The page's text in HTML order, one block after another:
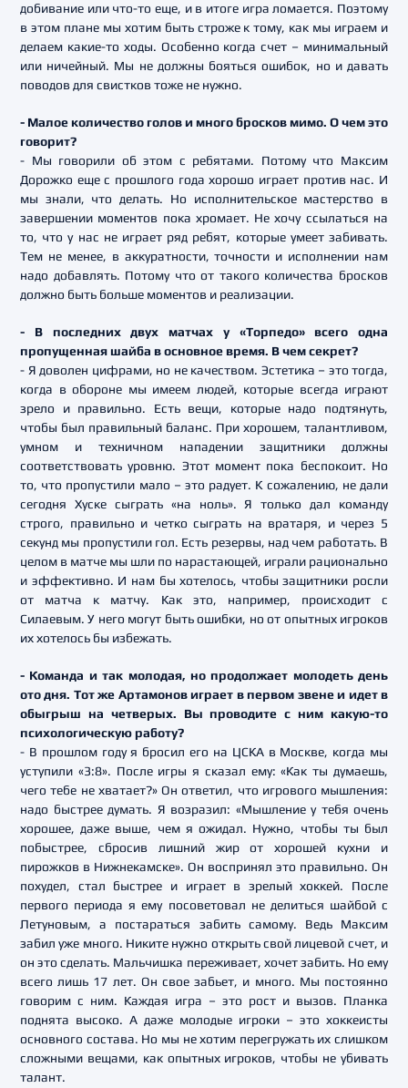
добивание или что-то еще, и в итоге игра ломается. Поэтому
в этом плане мы хотим быть строже к тому, как мы играем и
делаем какие-то ходы. Особенно когда счет – минимальный
или ничейный. Мы не должны бояться ошибок, но и давать
поводов для свистков тоже не нужно.
- Малое количество голов и много бросков мимо. О чем это
говорит?
- Мы говорили об этом с ребятами. Потому что Максим
Дорожко еще с прошлого года хорошо играет против нас. И
мы знали, что делать. Но исполнительское мастерство в
завершении моментов пока хромает. Не хочу ссылаться на
то, что у нас не играет ряд ребят, которые умеет забивать.
Тем не менее, в аккуратности, точности и исполнении нам
надо добавлять. Потому что от такого количества бросков
должно быть больше моментов и реализации.
- В последних двух матчах у «Торпедо» всего одна
пропущенная шайба в основное время. В чем секрет?
- Я доволен цифрами, но не качеством. Эстетика – это тогда,
когда в обороне мы имеем людей, которые всегда играют
зрело и правильно. Есть вещи, которые надо подтянуть,
чтобы был правильный баланс. При хорошем, талантливом,
умном и техничном нападении защитники должны
соответствовать уровню. Этот момент пока беспокоит. Но
то, что пропустили мало – это радует. К сожалению, не дали
сегодня Хуске сыграть «на ноль». Я только дал команду
строго, правильно и четко сыграть на вратаря, и через 5
секунд мы пропустили гол. Есть резервы, над чем работать. В
целом в матче мы шли по нарастающей, играли рационально
и эффективно. И нам бы хотелось, чтобы защитники росли
от матча к матчу. Как это, например, происходит с
Силаевым. У него могут быть ошибки, но от опытных игроков
их хотелось бы избежать.
- Команда и так молодая, но продолжает молодеть день
ото дня. Тот же Артамонов играет в первом звене и идет в
обыгрыш на четверых. Вы проводите с ним какую-то
психологическую работу?
- В прошлом году я бросил его на ЦСКА в Москве, когда мы
уступили «3:8». После игры я сказал ему: «Как ты думаешь,
чего тебе не хватает?» Он ответил, что игрового мышления:
надо быстрее думать. Я возразил: «Мышление у тебя очень
хорошее, даже выше, чем я ожидал. Нужно, чтобы ты был
побыстрее, сбросив лишний жир от хорошей кухни и
пирожков в Нижнекамске». Он воспринял это правильно. Он
похудел, стал быстрее и играет в зрелый хоккей. После
первого периода я ему посоветовал не делиться шайбой с
Летуновым, а постараться забить самому. Ведь Максим
забил уже много. Никите нужно открыть свой лицевой счет, и
он это сделать. Мальчишка переживает, хочет забить. Но ему
всего лишь 17 лет. Он свое забьет, и много. Мы постоянно
говорим с ним. Каждая игра – это рост и вызов. Планка
поднята высоко. А даже молодые игроки – это хоккеисты
основного состава. Но мы не хотим перегружать их слишком
сложными вещами, как опытных игроков, чтобы не убивать
талант.